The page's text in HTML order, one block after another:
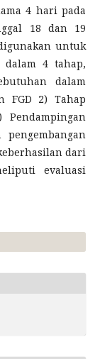
4 hari pada
18 dan 19
untuk
dalam 4 tahap,
dalam
FGD 2) Tahap
dari
evaluasi